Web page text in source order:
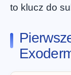
to klucz do